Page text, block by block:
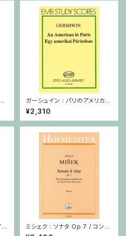
ガーシュイン : パリのアメリカ人
/ ミニチュアスコア
¥2,310
ミシェク : ソナタ Op.7 / コント
ラバスとピアノ